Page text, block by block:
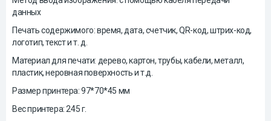
данных
Печать содержимого: время, дата, счетчик, QR-код, штрих-код,
логотип, текст и т. д.
Материал для печати: дерево, картон, трубы, кабели, металл,
пластик, неровная поверхность и т.д.
Размер принтера: 97*70*45 мм
Вес принтера: 245 г.